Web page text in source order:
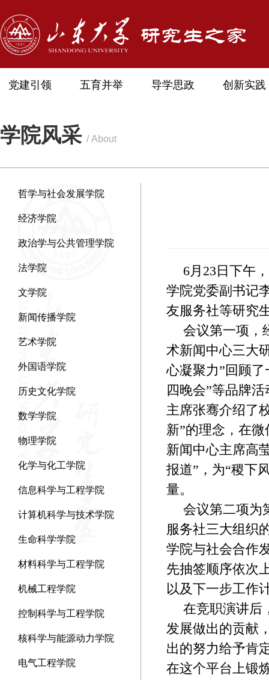
党建引领 五育并举 导学思政 创新实践
学院风采 / About
哲学与社会发展学院
经济学院
政治学与公共管理学院
法学院
文学院
新闻传播学院
艺术学院
外国语学院
历史文化学院
数学学院
物理学院
化学与化工学院
信息科学与工程学院
计算机科学与技术学院
生命科学学院
材料科学与工程学院
机械工程学院
控制科学与工程学院
核科学与能源动力学院
电气工程学院
6月 23日下午
学院党委副书记
友服务社等研究
会议第一项，
术新闻中心三大
心凝聚力”回顾
四晚会”等品牌
主席张骞介绍了
新”的理念，在
新闻中心主席高
报道”，为“稷下
量。
会议第二项为
服务社三大组织
学院与社会合作
先抽签顺序依次
以及下一步工作
在竞职演讲后
发展做出的贡献
出的努力给予肯
在这个平台上锻